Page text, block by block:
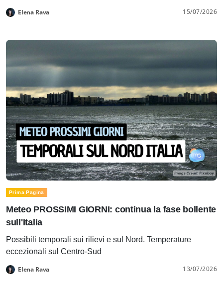
Elena Rava 15/07/2026
Prima Pagina
Meteo PROSSIMI GIORNI: continua la fase bollente
sull'Italia
Possibili temporali sui rilievi e sul Nord. Temperature
eccezionali sul Centro-Sud
Elena Rava 13/07/2026